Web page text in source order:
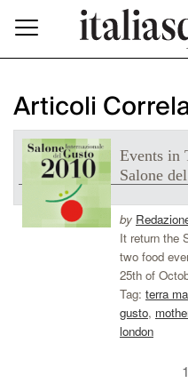
Articoli
Events in
Salone
by
It return the
two food
25th of
Tag: terra
gusto,
london